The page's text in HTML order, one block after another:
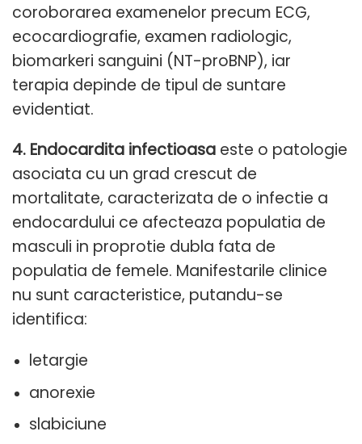
coroborarea examenelor precum ECG,
ecocardiografie, examen radiologic,
biomarkeri sanguini (NT-proBNP), iar
terapia depinde de tipul de suntare
evidentiat.
4. Endocardita infectioasa este o patologie
asociata cu un grad crescut de
mortalitate, caracterizata de o infectie a
endocardului ce afecteaza populatia de
masculi in proprotie dubla fata de
populatia de femele. Manifestarile clinice
nu sunt caracteristice, putandu-se
identifica:
letargie
anorexie
slabiciune